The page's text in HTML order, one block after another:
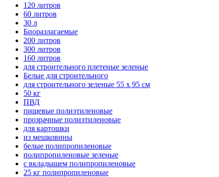
120 литров
60 литров
30 л
Биоразлагаемые
200 литров
300 литров
160 литров
для строительного плетеные зеленые
Белые для строительного
для строительного зеленые 55 х 95 см
50 кг
ПВД
пищевые полиэтиленовые
прозрачные полиэтиленовые
для картошки
из мешковины
белые полипропиленовые
полипропиленовые зеленые
с вкладышем полипропиленовые
25 кг полипропиленовые